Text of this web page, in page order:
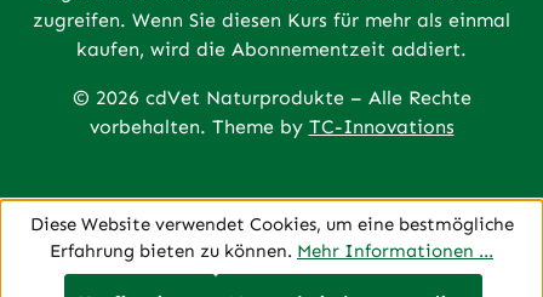
zugreifen. Wenn Sie diesen Kurs für mehr als einmal
kaufen, wird die Abonnementzeit addiert.
© 2026 cdVet Naturprodukte – Alle Rechte
vorbehalten. Theme by TC-Innovations
Diese Website verwendet Cookies, um eine bestmögliche
Erfahrung bieten zu können. Mehr Informationen ...